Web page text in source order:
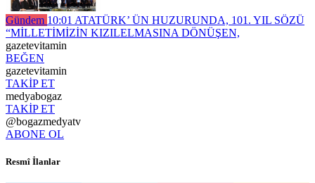
Gündem 10:01 ATATÜRK’ ÜN HUZURUNDA, 101. YIL SÖZÜ
“MİLLETİMİZİN KIZILELMASINA DÖNÜŞEN,
gazetevitamin
BEĞEN
gazetevitamin
TAKİP ET
medyabogaz
TAKİP ET
@bogazmedyatv
ABONE OL
Resmî İlanlar